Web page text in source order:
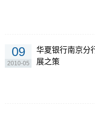
09
2010-05
华夏银行南京分
展之策